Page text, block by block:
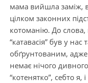
мама вийшла заміж,
цілком законних
котоманію. До слова,
“катавасія” був у
обґрунтованим,
немає нічого
“котенятко”, себто